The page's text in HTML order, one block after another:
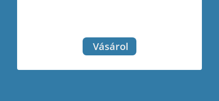
Vásárol